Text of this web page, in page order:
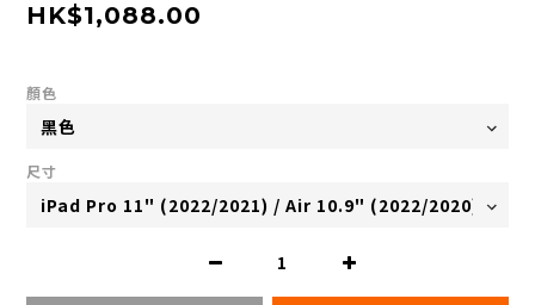
HK$1,088.00
顏色
尺寸